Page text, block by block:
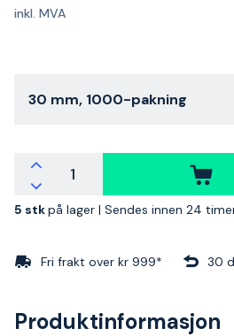
inkl. MVA
30 mm, 1000-pakning
5 stkpå lager | Sendes innen 24
Fri frakt over kr 999* 30
Produktinformasjon